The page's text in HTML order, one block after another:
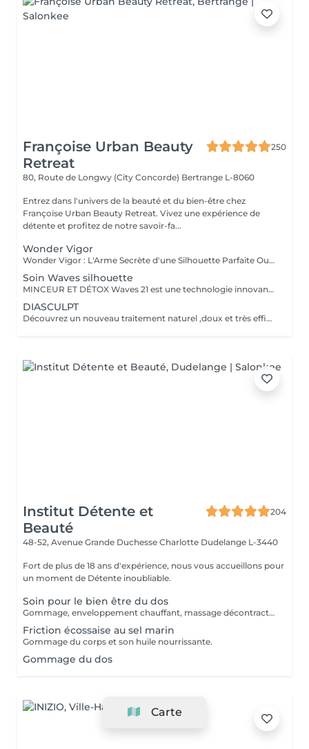
Françoise Urban Beauty
Retreat
250
80, Route de Longwy (City Concorde) Bertrange L-8060
Entrez dans l'univers de la beauté et du bien-être chez
Françoise Urban Beauty Retreat. Vivez une expérience de
détente et profitez de notre savoir-fa...
Wonder Vigor
Wonder Vigor : L'Arme Secrète d'une Silhouette Parfaite Oubliez les méthodes ordinaires. Wonder Vigor est la première et unique technologie au monde à fusionner thermogenèse intelligente et contraction musculaire hélicoïdale pour détruire la graisse et sculpter le corps avec une précision chirurgicale sans bistouri, sans douleur, sans compromis. Propulsé par Thermodexia, un brevet exclusif, ce système agit en profondeur pour des résultats visibles, mesurables, et inégalés. Une expérience ultra-confortable, des effets immédiats et durables parce que votre corps mérite l'excellence absolue. Exclusivement chez nous. Parce que le génie ne se partage pas. Prêt à transformer votre corps ? Venez vivre l'expérience Wonder Vigor.
Soin Waves silhouette
MINCEUR ET DÉTOX Waves 21 est une technologie innovante aux effets rééquilibrant , minceurs et détox permettant une action ciblée sur les différentes zones que l'on souhaite amincir. Grâce a l'association de électrostimulation des métamères en lien direct avec les organes , et d'un traitement par le froid intense , ce soin , relance le système lymphatique et veineux Les tissus sont détoxifiés en profondeur , la silhouette ré harmonisée , et les imperfections telle la cellulite , et la graisse abdominale sont visiblement réduites , dès la première séance .
DIASCULPT
Découvrez un nouveau traitement naturel ,doux et très efficace pour éliminer les surcharges graisseuses localisées : abdomen, hanches ,genoux , bras , fesses ,les résultats sont visibles immédiatement .Cette technique permet également de soigner la cellulite, et raffermir les zones relâchées en renforçant la fabrication d'un bon collagène.
Institut Détente et
Beauté
204
48-52, Avenue Grande Duchesse Charlotte Dudelange L-3440
Fort de plus de 18 ans d'expérience, nous vous accueillons pour
un moment de Détente inoubliable.
Soin pour le bien être du dos
Gommage, enveloppement chauffant, massage décontractant.
Friction écossaise au sel marin
Gommage du corps et son huile nourrissante.
Gommage du dos
Carte